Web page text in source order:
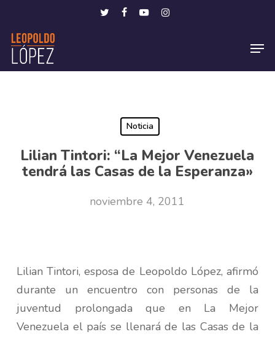
main
content
twitterfacebookyoutubeinstagram
Noticia
Lilian Tintori: “La Mejor Venezuela
tendrá las Casas de la Esperanza»
noviembre 4, 2011
Lilian Tintori, esposa de Leopoldo López, afirmó
durante un encuentro con personas de la
juventud prolongada que en La Mejor
Venezuela el país se llenará de las Casas de la